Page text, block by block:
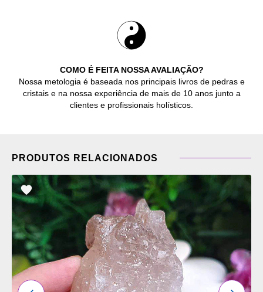
COMO É FEITA NOSSA AVALIAÇÃO?
Nossa metologia é baseada nos principais livros de pedras e
cristais e na nossa experiência de mais de 10 anos junto a
clientes e profissionais holísticos.
PRODUTOS RELACIONADOS
ADICIONAR
FAVORITOS